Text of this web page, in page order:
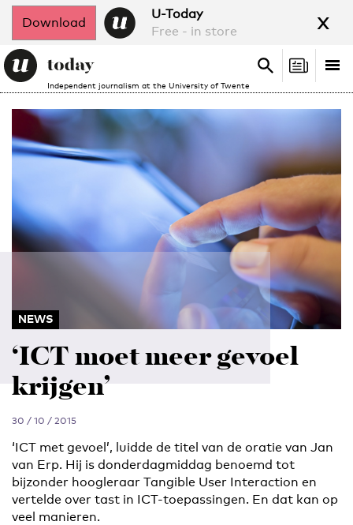
Download
U-Today
Free - in store
x
Independent journalism at the University of Twente
Search
Search
NEWS
‘ICT moet meer gevoel
krijgen’
30 / 10 / 2015
‘ICT met gevoel’, luidde de titel van de oratie van Jan
van Erp. Hij is donderdagmiddag benoemd tot
bijzonder hoogleraar Tangible User Interaction en
vertelde over tast in ICT-toepassingen. En dat kan op
veel manieren.